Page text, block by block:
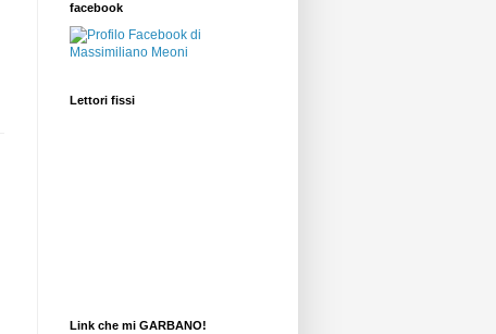
facebook
Lettori fissi
Link che mi GARBANO!